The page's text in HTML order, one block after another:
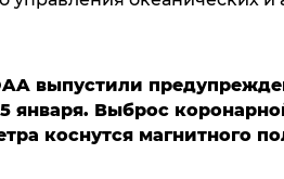
выпустили
5 января. Выброс
коснутся магнитного